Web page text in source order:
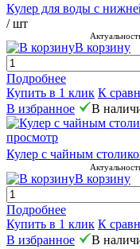
Кулер для воды с
/ шт
В корзину
Подробнее
Купить в 1 клик К
В избранное
В
просмотр
Кулер с чайным
В корзину
Подробнее
Купить в 1 клик К
В избранное
В